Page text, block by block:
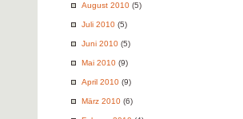
August 2010 (5)
Juli 2010 (5)
Juni 2010 (5)
Mai 2010 (9)
April 2010 (9)
März 2010 (6)